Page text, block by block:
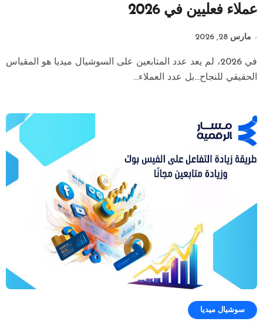
عملاء فعليين في 2026
مارس 28, 2026
في 2026، لم يعد عدد المتابعين على السوشيال ميديا هو المقياس
الحقيقي للنجاح…بل عدد العملاء...
سوشيال ميديا